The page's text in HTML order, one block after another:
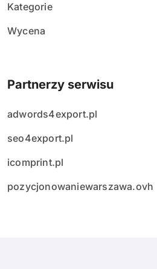
Kategorie
Wycena
Partnerzy serwisu
adwords4export.pl
seo4export.pl
icomprint.pl
pozycjonowaniewarszawa.ovh